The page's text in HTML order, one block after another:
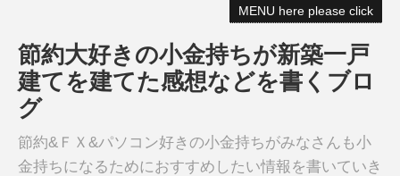
MENU here please click
節約大好きの小金持ちが新築一戸
建てを建てた感想などを書くブロ
グ
節約&ＦＸ&パソコン好きの小金持ちがみなさんも小
金持ちになるためにおすすめしたい情報を書いていき